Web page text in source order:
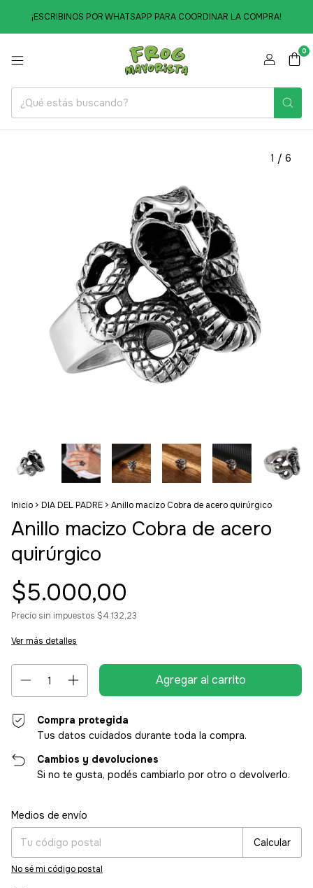
¡ESCRIBINOS POR WHATSAPP PARA COORDINAR LA COMPRA!
0
1 / 6
Inicio > DIA DEL PADRE > Anillo macizo Cobra de acero quirúrgico
Anillo macizo Cobra de acero
quirúrgico
$5.000,00
Precio sin impuestos $4.132,23
Ver más detalles
Compra protegida
Tus datos cuidados durante toda la compra.
Cambios y devoluciones
Si no te gusta, podés cambiarlo por otro o devolverlo.
Entregas para el CP:
Medios de envío
Calcular
No sé mi código postal